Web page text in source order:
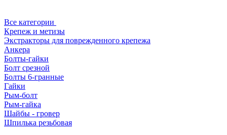
Все категории
Крепеж и метизы
Экстракторы для поврежденного крепежа
Анкера
Болты-гайки
Болт срезной
Болты 6-гранные
Гайки
Рым-болт
Рым-гайка
Шайбы - гровер
Шпилька резьбовая